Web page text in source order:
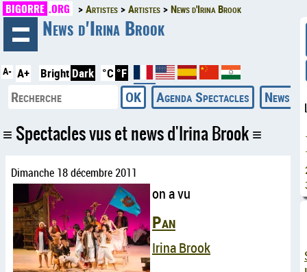
BIGORRE .ORG Artistes Artistes News d'Irina Brook
News d'Irina Brook
A- A+ Bright Dark °C °F
Agenda Spectacles News
Spectacles vus et news d'Irina Brook
Dimanche 18 décembre 2011
on a vu
Pan
Irina Brook